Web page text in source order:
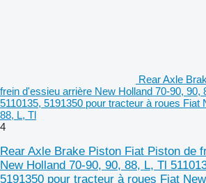
Rear Axle
frein d'essieu arrière New Holland 70-90, 90,
5110135, 5191350 pour tracteur à roues Fiat
88, L, Tl
4
Rear Axle Brake Piston Fiat Piston de
New Holland 70-90, 90, 88, L, Tl
5191350 pour tracteur à roues Fiat